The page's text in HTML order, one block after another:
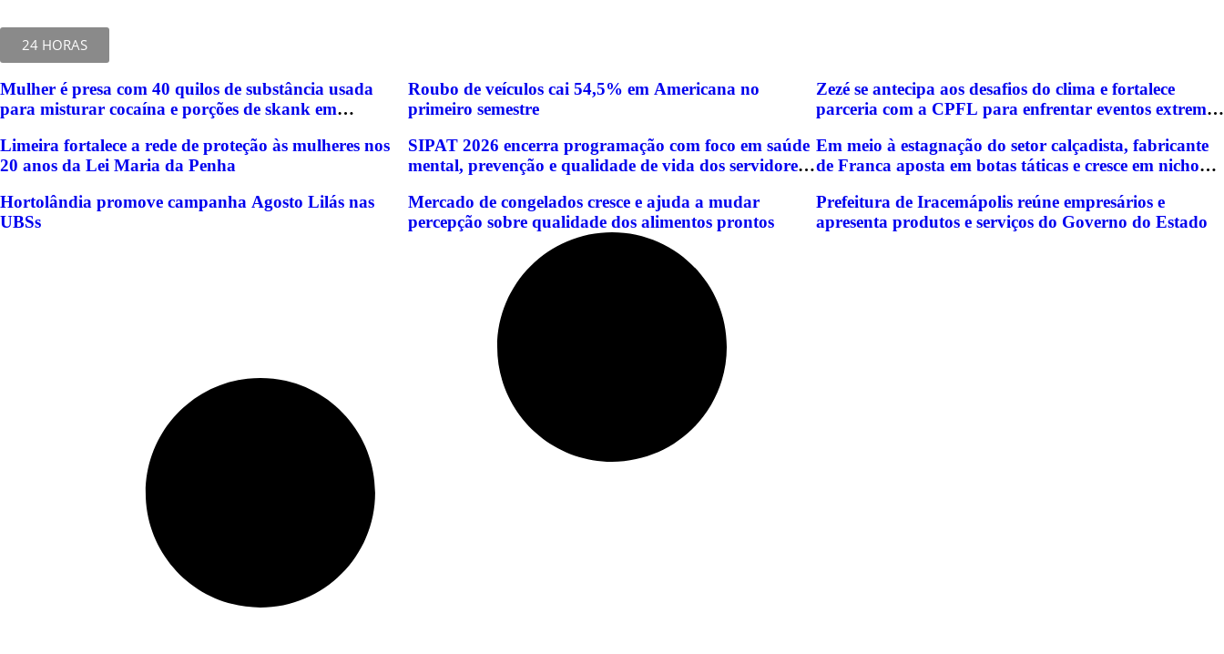
24 HORAS
Mulher é presa com 40 quilos de substância usada
para misturar cocaína e porções de skank em
Roubo de veículos cai 54,5% em Americana no
primeiro semestre
Zezé se antecipa aos desafios do clima e fortalece
parceria com a CPFL para enfrentar eventos extremos
Limeira fortalece a rede de proteção às mulheres nos
20 anos da Lei Maria da Penha
SIPAT 2026 encerra programação com foco em saúde
mental, prevenção e qualidade de vida dos servidores
Em meio à estagnação do setor calçadista, fabricante
de Franca aposta em botas táticas e cresce em nicho
Hortolândia promove campanha Agosto Lilás nas
UBSs
Mercado de congelados cresce e ajuda a mudar
percepção sobre qualidade dos alimentos prontos
Prefeitura de Iracemápolis reúne empresários e
apresenta produtos e serviços do Governo do Estado